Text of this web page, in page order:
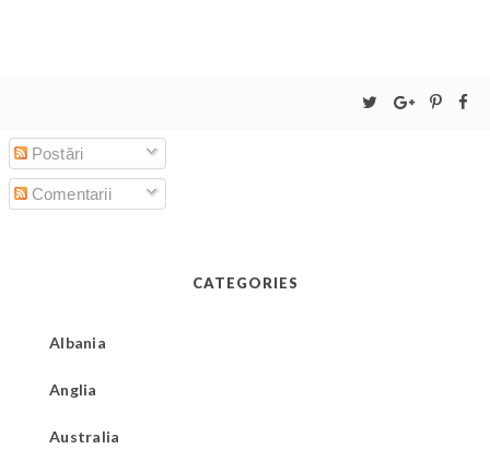
Postări
Comentarii
CATEGORIES
Albania
Anglia
Australia